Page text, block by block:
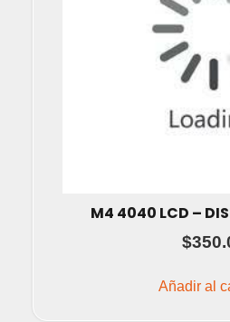
M4 4040 LCD –
$
Añadir al